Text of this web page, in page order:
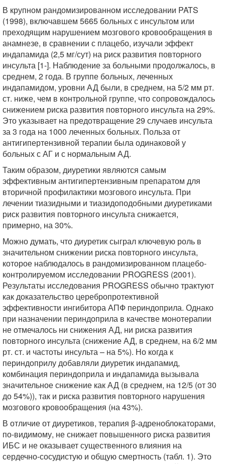
В крупном рандомизированном исследовании PATS
(1998), включавшем 5665 больных с инсультом или
преходящим нарушением мозгового кровообращения в
анамнезе, в сравнении с плацебо, изучали эффект
индапамида (2,5 мг/сут) на риск развития повторного
инсульта [1-]. Наблюдение за больными продолжалось, в
среднем, 2 года. В группе больных, леченных
индапамидом, уровни АД были, в среднем, на 5/2 мм рт.
ст. ниже, чем в контрольной группе, что сопровождалось
снижением риска развития повторного инсульта на 29%.
Это указывает на предотвращение 29 случаев инсульта
за 3 года на 1000 леченных больных. Польза от
антигипертензивной терапии была одинаковой у
больных с АГ и с нормальным АД.
Таким образом, диуретики являются самым
эффективным антигипертензивным препаратом для
вторичной профилактики мозгового инсульта. При
лечении тиазидными и тиазидоподобными диуретиками
риск развития повторного инсульта снижается,
примерно, на 30%.
Можно думать, что диуретик сыграл ключевую роль в
значительном снижении риска повторного инсульта,
которое наблюдалось в рандомизированном плацебо-
контролируемом исследовании PROGRESS (2001).
Результаты исследования PROGRESS обычно трактуют
как доказательство церебропротективной
эффективности ингибитора АПФ периндоприла. Однако
при назначении периндоприла в качестве монотерапии
не отмечалось ни снижения АД, ни риска развития
повторного инсульта (снижение АД, в среднем, на 6/2 мм
рт. ст. и частоты инсульта – на 5%). Но когда к
периндоприлу добавляли диуретик индапамид,
комбинация периндоприла и индапамида вызывала
значительное снижение как АД (в среднем, на 12/5 (от 30
до 54%)), так и риска развития повторного нарушения
мозгового кровообращения (на 43%).
В отличие от диуретиков, терапия β-адреноблокаторами,
по-видимому, не снижает повышенного риска развития
ИБС и не оказывает существенного влияния на
сердечно-сосудистую и общую смертность (табл. 1). Это